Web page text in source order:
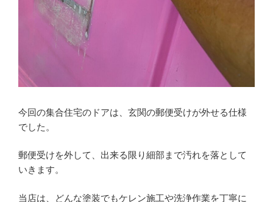
今回の集合住宅のドアは、玄関の郵便受けが外せる仕様
でした。
郵便受けを外して、出来る限り細部まで汚れを落として
いきます。
当店は、どんな塗装でもケレン施工や洗浄作業を丁寧に